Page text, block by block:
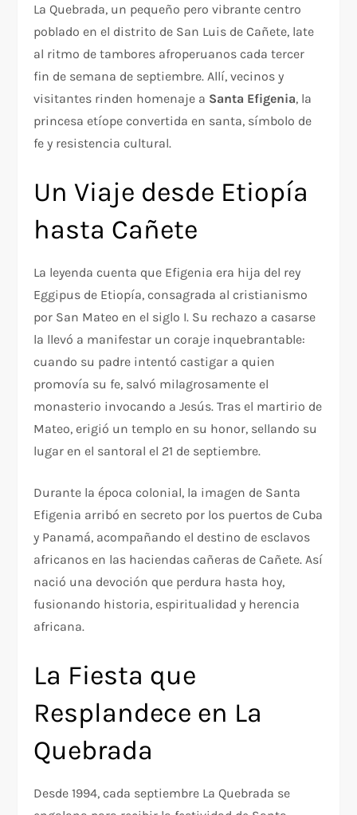
La Quebrada, un pequeño pero vibrante centro
poblado en el distrito de San Luis de Cañete, late
al ritmo de tambores afroperuanos cada tercer
fin de semana de septiembre. Allí, vecinos y
visitantes rinden homenaje a Santa Efigenia, la
princesa etíope convertida en santa, símbolo de
fe y resistencia cultural.
Un Viaje desde Etiopía
hasta Cañete
La leyenda cuenta que Efigenia era hija del rey
Eggipus de Etiopía, consagrada al cristianismo
por San Mateo en el siglo I. Su rechazo a casarse
la llevó a manifestar un coraje inquebrantable:
cuando su padre intentó castigar a quien
promovía su fe, salvó milagrosamente el
monasterio invocando a Jesús. Tras el martirio de
Mateo, erigió un templo en su honor, sellando su
lugar en el santoral el 21 de septiembre.
Durante la época colonial, la imagen de Santa
Efigenia arribó en secreto por los puertos de Cuba
y Panamá, acompañando el destino de esclavos
africanos en las haciendas cañeras de Cañete. Así
nació una devoción que perdura hasta hoy,
fusionando historia, espiritualidad y herencia
africana.
La Fiesta que
Resplandece en La
Quebrada
Desde 1994, cada septiembre La Quebrada se